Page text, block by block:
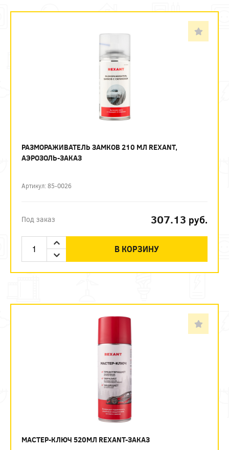
РАЗМОРАЖИВАТЕЛЬ ЗАМКОВ 210 МЛ REXANT,
АЭРОЗОЛЬ-ЗАКАЗ
Артикул: 85-0026
Под заказ 307.13 руб.
В КОРЗИНУ
МАСТЕР-КЛЮЧ 520МЛ REXANT-ЗАКАЗ